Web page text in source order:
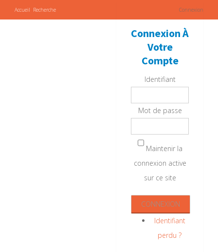
Accueil Recherche Connexion
Connexion À
Votre
Compte
Identifiant
Mot de passe
Maintenir la
connexion active
sur ce site
Identifiant
perdu ?